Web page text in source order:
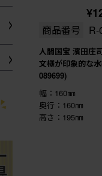
商品番号 R-
人間国宝 濱田庄
文様が印象的な
089699)
幅：160㎜
奥行：160㎜
高さ：195㎜